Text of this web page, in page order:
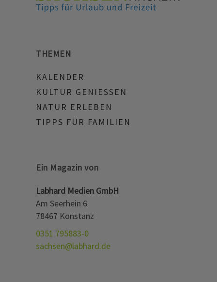
THEMEN
KALENDER
KULTUR GENIESSEN
NATUR ERLEBEN
TIPPS FÜR FAMILIEN
Ein Magazin von
Labhard Medien GmbH
Am Seerhein 6
78467 Konstanz
0351 795883-0
sachsen@labhard.de